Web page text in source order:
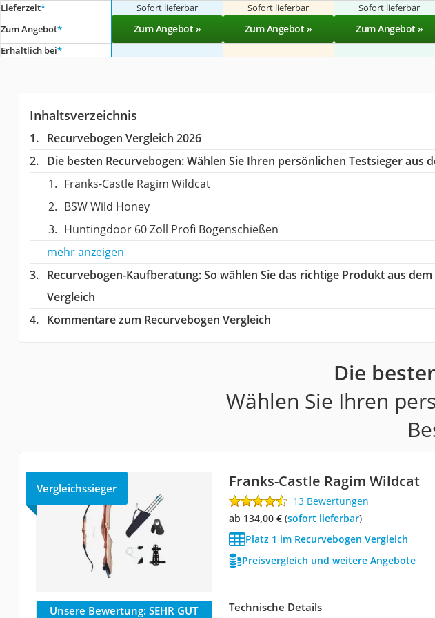
Lieferzeit* Sofort lieferbar Sofort lieferbar Sofort lieferbar
Zum Angebot* Zum Angebot » Zum Angebot » Zum Angebot »
Erhältlich bei*
Inhaltsverzeichnis
Recurvebogen Vergleich 2026
Die besten Recurvebogen:Wählen Sie Ihren persönlichen Testsieger aus
Franks-Castle Ragim Wildcat
BSW Wild Honey
Huntingdoor 60 Zoll Profi Bogenschießen
mehr anzeigen
Recurvebogen-Kaufberatung: So wählen Sie das richtige Produkt aus
Vergleich
Kommentare zum Recurvebogen Vergleich
Die
Wählen Sie Ihren
Vergleichssieger Franks-Castle Ragim Wildcat
13 Bewertungen
ab 134,00 €( Sofort lieferbar)
Platz 1 im Recurvebogen Vergleich
Preisvergleich und weitere Angebote
Unsere Bewertung: SEHR GUT
Technische Details